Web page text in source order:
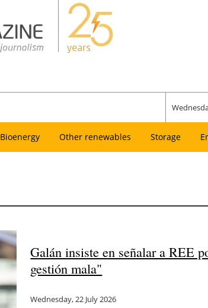
Bioenergy Other renewables Storage
Galán insiste en señalar a REE
gestión mala"
Wednesday, 22 July 2026